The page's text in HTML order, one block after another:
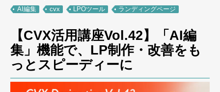
AI編集 cvx LPOツール ランディングページ
【CVX活用講座Vol.42】「AI編
集」機能で、LP制作・改善をも
っとスピーディーに